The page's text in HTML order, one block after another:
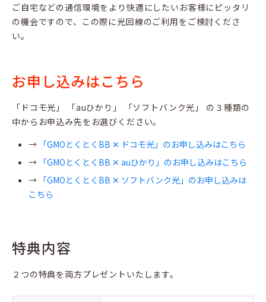
ご自宅などの通信環境をより快適にしたいお客様にピッタリ
の機会ですので、この際に光回線のご利用をご検討くださ
い。
お申し込みはこちら
「ドコモ光」 「auひかり」 「ソフトバンク光」 の３種類の
中からお申込み先をお選びください。
→ 「GMOとくとくBB ✕ ドコモ光」のお申し込みはこちら
→ 「GMOとくとくBB ✕ auひかり」のお申し込みはこちら
→ 「GMOとくとくBB ✕ ソフトバンク光」のお申し込みは
こちら
特典内容
２つの特典を両方プレゼントいたします。